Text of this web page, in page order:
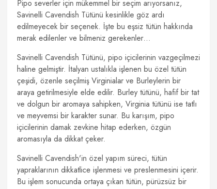
Pipo severler için mükemmel bir seçim arıyorsanız,
Savinelli Cavendish Tütünü kesinlikle göz ardı
edilmeyecek bir seçenek. İşte bu eşsiz tütün hakkında
merak edilenler ve bilmeniz gerekenler…
Savinelli Cavendish Tütünü, pipo içicilerinin vazgeçilmezi
haline gelmiştir. İtalyan ustalıkla işlenen bu özel tütün
çeşidi, özenle seçilmiş Virginialar ve Burleylerin bir
araya getirilmesiyle elde edilir. Burley tütünü, hafif bir tat
ve dolgun bir aromaya sahipken, Virginia tütünü ise tatlı
ve meyvemsi bir karakter sunar. Bu karışım, pipo
içicilerinin damak zevkine hitap ederken, özgün
aromasıyla da dikkat çeker.
Savinelli Cavendish'in özel yapım süreci, tütün
yapraklarının dikkatlice işlenmesi ve preslenmesini içerir.
Bu işlem sonucunda ortaya çıkan tütün, pürüzsüz bir